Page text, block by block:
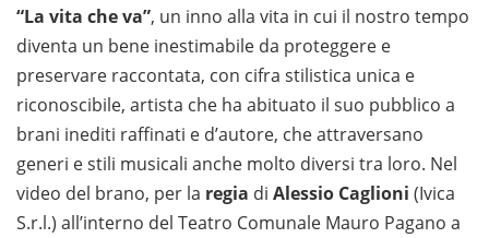
“La vita che va”, un inno alla vita in cui il nostro tempo
diventa un bene inestimabile da proteggere e
preservare raccontata, con cifra stilistica unica e
riconoscibile, artista che ha abituato il suo pubblico a
brani inediti raffinati e d’autore, che attraversano
generi e stili musicali anche molto diversi tra loro. Nel
video del brano, per la regia di Alessio Caglioni (Ivica
S.r.l.) all’interno del Teatro Comunale Mauro Pagano a